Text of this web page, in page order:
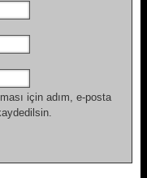
için adım, e-posta